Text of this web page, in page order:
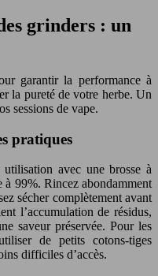
grinders : un
garantir la performance à
la pureté de votre herbe. Un
sessions de vape.
pratiques
avec une brosse à
99%. Rincez abondamment
sécher complètement avant
l’accumulation de résidus,
saveur préservée. Pour les
de petits cotons-tiges
difficiles d’accès.